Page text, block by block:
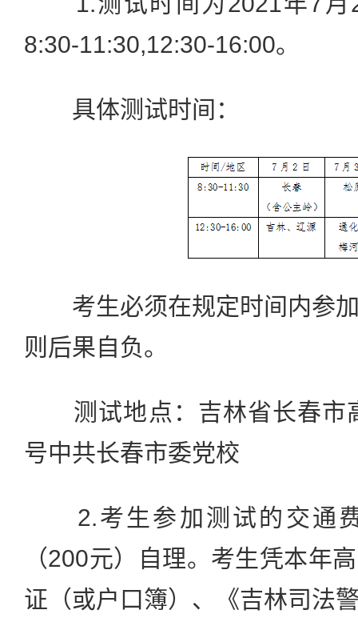
8:30-11:30,12:30-16:00。
具体测试时间：
考生必须在规定时间内参加
则后果自负。
测试地点：吉林省长春市
号中共长春市委党校
2.考生参加测试的交通费
（200元）自理。考生凭本年
证（或户口簿）、《吉林司法